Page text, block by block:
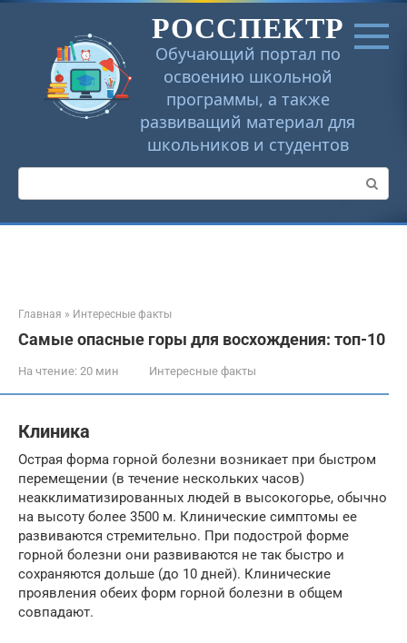
Перейти
РОССПЕКТР
Обучающий портал по
освоению школьной
программы, а также
развиващий материал для
школьников и студентов
Поиск:
Главная » Интересные факты
Самые опасные горы для восхождения: топ-10
На чтение: 20 мин Интересные факты
Клиника
Острая форма горной болезни возникает при быстром
перемещении (в течение нескольких часов)
неакклиматизированных людей в высокогорье, обычно
на высоту более 3500 м. Клинические симптомы ее
развиваются стремительно. При подострой форме
горной болезни они развиваются не так быстро и
сохраняются дольше (до 10 дней). Клинические
проявления обеих форм горной болезни в общем
совпадают.